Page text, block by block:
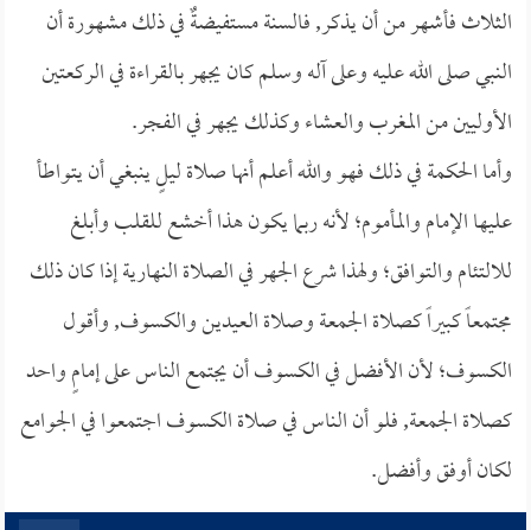
الثلاث فأشهر من أن يذكر, فالسنة مستفيضةٌ في ذلك مشهورة أن
النبي صلى الله عليه وعلى آله وسلم كان يجهر بالقراءة في الركعتين
الأوليين من المغرب والعشاء وكذلك يجهر في الفجر.
وأما الحكمة في ذلك فهو والله أعلم أنها صلاة ليلٍ ينبغي أن يتواطأ
عليها الإمام والمأموم؛ لأنه ربما يكون هذا أخشع للقلب وأبلغ
للالتئام والتوافق؛ ولهذا شرع الجهر في الصلاة النهارية إذا كان ذلك
مجتمعاً كبيراً كصلاة الجمعة وصلاة العيدين والكسوف, وأقول
الكسوف؛ لأن الأفضل في الكسوف أن يجتمع الناس على إمامٍ واحد
كصلاة الجمعة, فلو أن الناس في صلاة الكسوف اجتمعوا في الجوامع
لكان أوفق وأفضل.